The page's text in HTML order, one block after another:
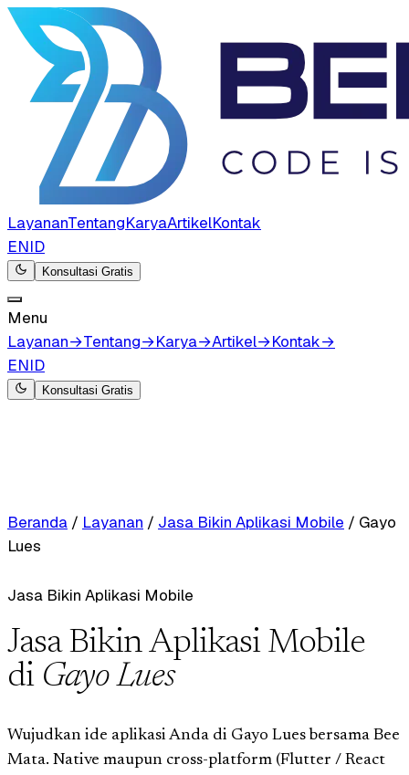
LayananTentangKaryaArtikelKontak
ENID
Konsultasi Gratis
Menu
Layanan→Tentang→Karya→Artikel→Kontak→
ENID
Konsultasi Gratis
Beranda / Layanan / Jasa Bikin Aplikasi Mobile / Gayo
Lues
Jasa Bikin Aplikasi Mobile
Jasa Bikin Aplikasi Mobile
di Gayo Lues
Wujudkan ide aplikasi Anda di Gayo Lues bersama Bee
Mata. Native maupun cross-platform (Flutter / React